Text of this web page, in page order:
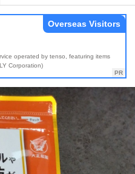
operated by tenso, featuring items
Corporation)
Overseas Visitors